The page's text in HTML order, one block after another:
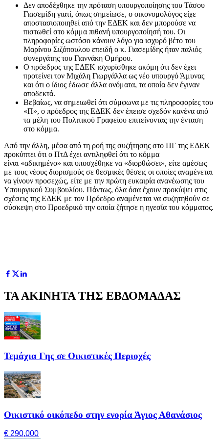
Δεν αποδέχθηκε την πρόταση υπουργοποίησης του Τάσου
Γιασεμίδη γιατί, όπως σημείωσε, ο οικονομολόγος είχε
αποστασιοποιηθεί από την ΕΔΕΚ και δεν μπορούσε να
πιστωθεί στο κόμμα πιθανή υπουργοποίησή του. Οι
πληροφορίες ωστόσο κάνουν λόγο για ισχυρό βέτο του
Μαρίνου Σιζόπουλου επειδή ο κ. Γιασεμίδης ήταν παλιός
συνεργάτης του Γιαννάκη Ομήρου.
Ο πρόεδρος της ΕΔΕΚ ισχυρίσθηκε ακόμη ότι δεν έχει
προτείνει τον Μιχάλη Γιωργάλλα ως νέο υπουργό Άμυνας
και ότι ο ίδιος έδωσε άλλα ονόματα, τα οποία δεν έγιναν
αποδεκτά.
Βεβαίως, να σημειωθεί ότι σύμφωνα με τις πληροφορίες του
«Π», ο πρόεδρος της ΕΔΕΚ δεν έπεισε σχεδόν κανένα από
τα μέλη του Πολιτικού Γραφείου επιτείνοντας την ένταση
στο κόμμα.
Από την άλλη, μέσα από τη ροή της συζήτησης στο ΠΓ της ΕΔΕΚ
προκύπτει ότι ο ΠτΔ έχει αντιληφθεί ότι το κόμμα
είναι «αδικημένο» και υποσχέθηκε να «διορθώσει», είτε αμέσως
με τους νέους διορισμούς σε θεσμικές θέσεις οι οποίες αναμένεται
να γίνουν προσεχώς, είτε με την πρώτη ευκαιρία ανανέωσης του
Υπουργικού Συμβουλίου. Πάντως, όλα όσα έχουν προκύψει στις
σχέσεις της ΕΔΕΚ με τον Πρόεδρο αναμένεται να συζητηθούν σε
σύσκεψη στο Προεδρικό την οποία ζήτησε η ηγεσία του κόμματος.
ΤΑ ΑΚΙΝΗΤΑ ΤΗΣ ΕΒΔΟΜΑΔΑΣ
Τεμάχια Γης σε Οικιστικές Περιοχές
Οικιστικό οικόπεδο στην ενορία Άγιος Αθανάσιος
€ 290,000